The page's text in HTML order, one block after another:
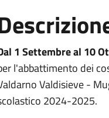
1 Settembre al 10
l'abbattimento dei
Valdisieve -
2024-2025.